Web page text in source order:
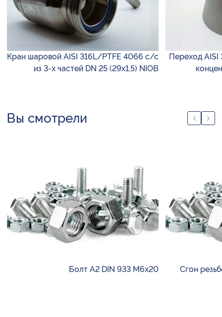
Кран шаровой AISI 316L/PTFE 4066 с/с
из 3-х частей DN 25 (29х1,5) NIOB
Переход
Вы смотрели
Болт А2 DIN 933 М6х20 Сгон